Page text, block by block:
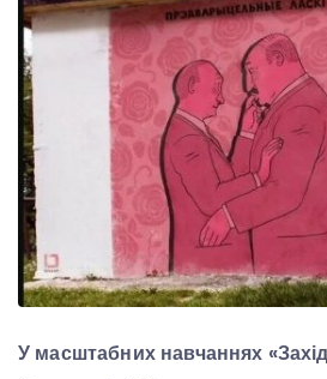
У масштабних навчаннях